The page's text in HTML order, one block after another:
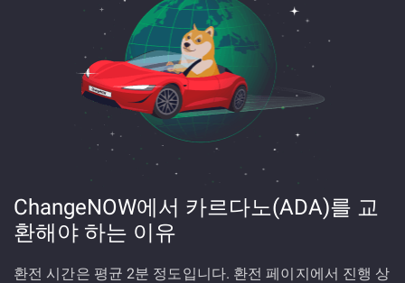
ChangeNOW에서 카르다노(ADA)를 교
환해야 하는 이유
환전 시간은 평균 2분 정도입니다. 환전 페이지에서 진행 상